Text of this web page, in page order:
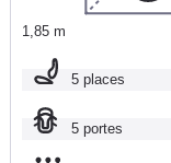
1,85 m
5 places
5 portes